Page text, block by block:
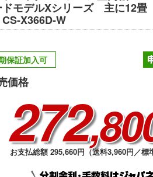
ドモデルXシリーズ 主に12
X366D-W
保証加入可
価格
272
お支払総額 295,660円（送料3,960円／標